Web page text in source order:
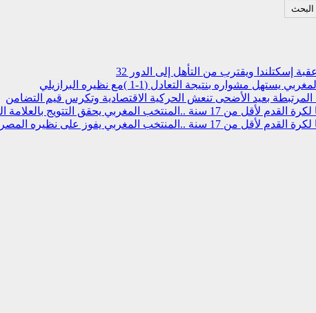
البحث
إسكتلندا ويقترب من التأهل إلى الدور 32
المرتبطة بعيد الأضحى تنعش الحركية الاقتصادية وتكرس قيم التضامن
المغربي يحقق التتويج بالعلامة الكاملة
المغربي يفوز على نظيره المصري (2 -1)